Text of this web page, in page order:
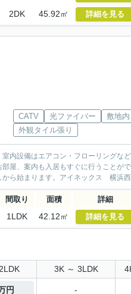
2DK 45.92㎡ 詳細を見る
CATV 光ファイバー
敷地
外観タイル張り
内設備はエアコン・フローリングな
屋、案内も入居もすぐに行うことが
から始まります。アイネックス 横浜
間取り 面積 詳細
1LDK 42.12㎡ 詳細を見る
3K ～ 3LDK
円 -